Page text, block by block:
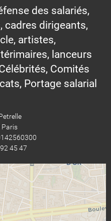
des salariés,
cadres dirigeants,
artistes,
lanceurs
Comités
Portage salarial
45 47